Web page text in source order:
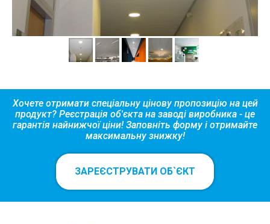
Хочете отримати спеціальну цінову пропозицію на цей
продукт? Реєстрація об'єкта на заводі виробника - це
гарантія найнижчої ціни! Заповніть форму і отримайте
максимальну знижку!
ЗАРЕЄСТРУВАТИ ОБ`ЄКТ